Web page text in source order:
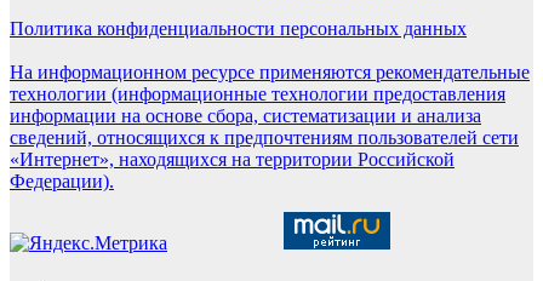
Политика конфиденциальности персональных данных
На информационном ресурсе применяются рекомендательные
технологии (информационные технологии предоставления
информации на основе сбора, систематизации и анализа
сведений, относящихся к предпочтениям пользователей сети
«Интернет», находящихся на территории Российской
Федерации).